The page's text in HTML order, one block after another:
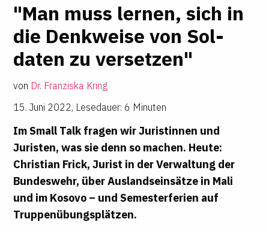
"Man muss lernen, sich in
die Denk­weise von Sol­
daten zu ver­setzen"
von Dr. Franziska Kring
15. Juni 2022, Lesedauer: 6 Minuten
Im Small Talk fragen wir Juristinnen und
Juristen, was sie denn so machen. Heute:
Christian Frick, Jurist in der Verwaltung der
Bundeswehr, über Auslandseinsätze in Mali
und im Kosovo – und Semesterferien auf
Truppenübungsplätzen.